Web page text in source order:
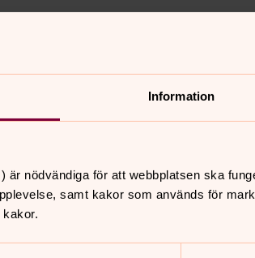
Information
är nödvändiga för att webbplatsen ska
samt kakor som används för
med den som ansvarar
är släckt när du lämnar.
tiden enligt ordinarie prislista.
skick som när du hyrde den.
lokalen och utrustningen när
kostnader som uppstår under